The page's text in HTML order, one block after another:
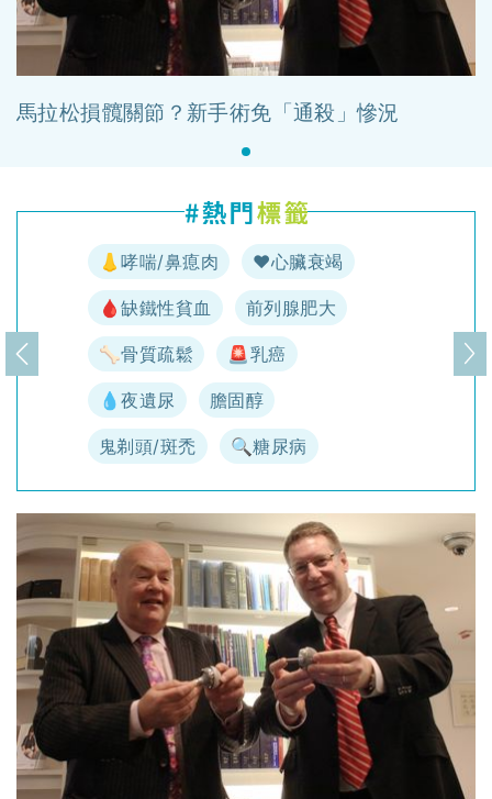
馬拉松損髖關節？新手術免「通殺」慘況
👃哮喘/鼻瘜肉 ♥️心臟衰竭
🩸缺鐵性貧血 前列腺肥大
🦴骨質疏鬆 🚨乳癌
💧夜遺尿 膽固醇
鬼剃頭/斑禿 🔍糖尿病
上一頁 下